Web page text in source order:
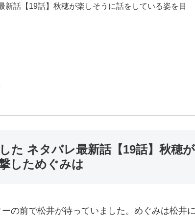
話【19話】秋穂が楽しそうに話をしている姿を目
た ネタバレ最新話【19話】秋穂が
しためぐみは
の前で松井が待っていました。めぐみは松井